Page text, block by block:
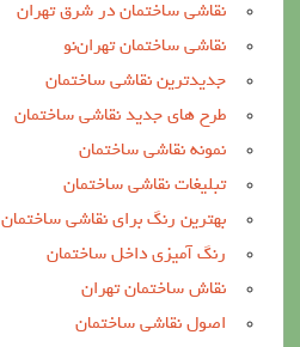
نقاشی ساختمان در شرق تهران
نقاشی ساختمان تهران‌نو
جدیدترین نقاشی ساختمان
طرح های جدید نقاشی ساختمان
نمونه نقاشی ساختمان
تبلیغات نقاشی ساختمان
بهترین رنگ برای نقاشی ساختمان
رنگ آمیزی داخل ساختمان
نقاش ساختمان تهران
اصول نقاشی ساختمان